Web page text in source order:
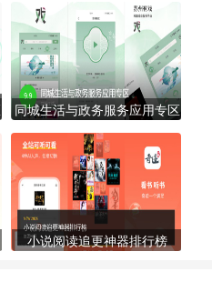
同城生活与政务服务应用专区
小说阅读追更神器排行榜